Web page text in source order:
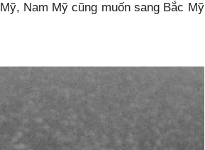
Nam Mỹ cũng muốn sang Bắc Mỹ